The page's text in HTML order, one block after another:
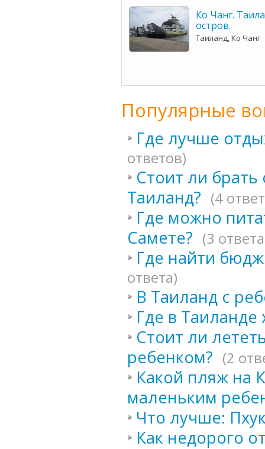
Ко Чанг.
остров.
Таиланд, Ко Чанг
Популярные
Где лучше
ответов)
Стоит ли
Таиланд? (4
Где можно
Самете? (3
Где найти
ответа)
В Таиланд с
Где в
Стоит ли
ребенком? (2
Какой пляж на
маленьким
Что лучше:
Как недорого